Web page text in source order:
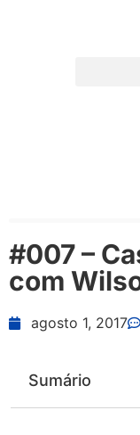
#007 –
com
agosto 1, 2017
Sumário